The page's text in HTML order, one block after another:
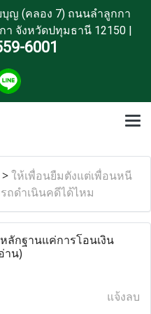
ญ (คลอง 7) ถนนลำลูกกา
า จังหวัดปทุมธานี 12150 |
6001
>ให้เพื่อนยืมตังแต่เพื่อนหนี
ถดำเนินคดีได้ไหม
ลักฐานแค่การโอนเงิน
าน)
แจ้งลบ